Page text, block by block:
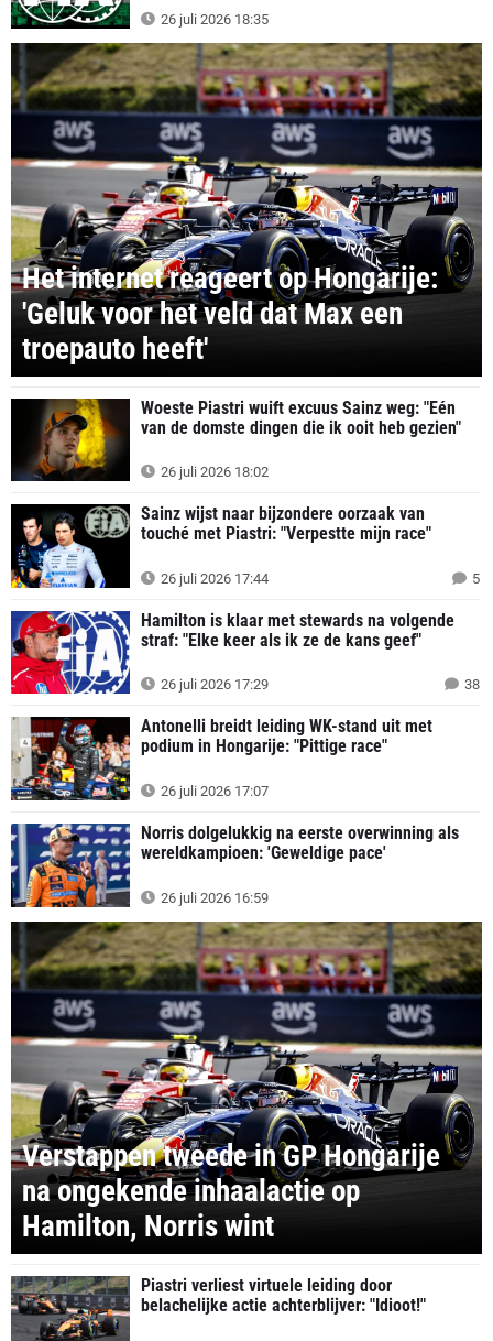
26 juli 2026 18:35
Het internet reageert op Hongarije:
'Geluk voor het veld dat Max een
troepauto heeft'
Woeste Piastri wuift excuus Sainz weg: "Eén
van de domste dingen die ik ooit heb gezien"
26 juli 2026 18:02
Sainz wijst naar bijzondere oorzaak van
touché met Piastri: "Verpestte mijn race"
26 juli 2026 17:44 5
Hamilton is klaar met stewards na volgende
straf: "Elke keer als ik ze de kans geef"
26 juli 2026 17:29 38
Antonelli breidt leiding WK-stand uit met
podium in Hongarije: "Pittige race"
26 juli 2026 17:07
Norris dolgelukkig na eerste overwinning als
wereldkampioen: 'Geweldige pace'
26 juli 2026 16:59
Verstappen tweede in GP Hongarije
na ongekende inhaalactie op
Hamilton, Norris wint
Piastri verliest virtuele leiding door
belachelijke actie achterblijver: "Idioot!"